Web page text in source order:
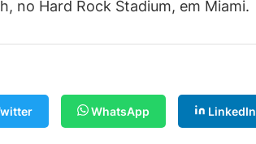
no Hard Rock Stadium, em Miami.
WhatsApp LinkedIn